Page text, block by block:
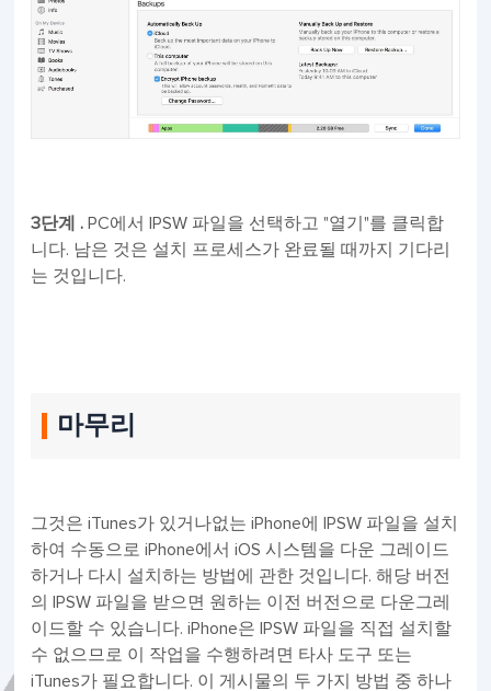
3단계 . PC에서 IPSW 파일을 선택하고 "열기"를 클릭합
니다. 남은 것은 설치 프로세스가 완료될 때까지 기다리
는 것입니다.
마무리
그것은 iTunes가 있거나없는 iPhone에 IPSW 파일을 설치
하여 수동으로 iPhone에서 iOS 시스템을 다운 그레이드
하거나 다시 설치하는 방법에 관한 것입니다. 해당 버전
의 IPSW 파일을 받으면 원하는 이전 버전으로 다운그레
이드할 수 있습니다. iPhone은 IPSW 파일을 직접 설치할
수 없으므로 이 작업을 수행하려면 타사 도구 또는
iTunes가 필요합니다. 이 게시물의 두 가지 방법 중 하나